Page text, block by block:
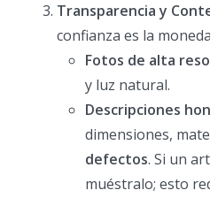
Transparencia y
confianza es la
Fotos de alta
y luz natural.
Descripciones
dimensiones,
defectos. Si un
muéstralo; esto